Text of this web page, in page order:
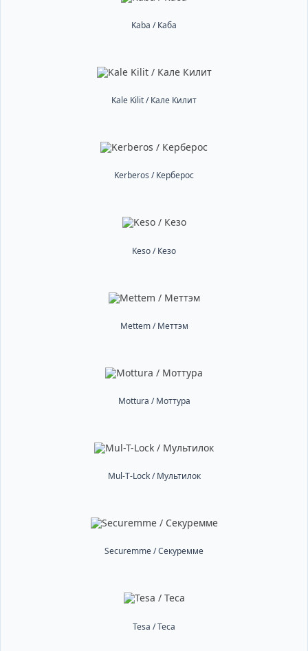
Kaba / Каба
Kale Kilit / Кале Килит
Kerberos / Керберос
Keso / Кезо
Mettem / Меттэм
Mottura / Моттура
Mul-T-Lock / Мультилок
Securemme / Секуремме
Tesa / Теса